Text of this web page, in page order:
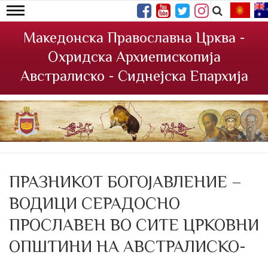
Македонска Православна Црква -
Охридска Архиепископија
Австралиско - Сиднејска Епархија
ПРАЗНИКОТ БОГОЈАВЛЕНИЕ –
ВОДИЦИ СЕРАДОСНО
ПРОСЛАВЕН ВО СИТЕ ЦРКОВНИ
ОПШТИНИ НА АВСТРАЛИСКО-